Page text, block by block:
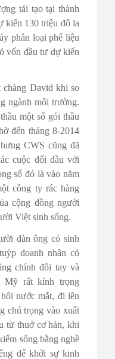
tái tạo tại thành
kiến 130 triệu đô la
phân loại phế liệu
vốn đầu tư dự kiến
David khi so
ngành môi trường.
một số gói thầu
đến tháng 8-2014
CWS cũng đã
cuộc đối đầu với
số đó là vào năm
công ty rác hàng
cộng đồng người
Việt sinh sống.
đàn ông có sinh
doanh nhân có
chính đôi tay và
Mỹ rất kính trọng
nước mắt, đi lên
chú trọng vào xuất
từ thuở cơ hàn, khi
sống bằng nghề
để khởi sự kinh